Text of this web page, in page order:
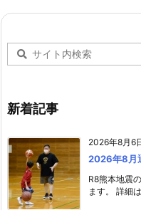
新着記事
2026年8月6
2026年8月
R8熊本地震
ます。 詳細